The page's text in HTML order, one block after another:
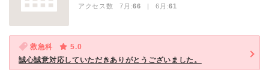
アクセス数 7月:66 | 6月:61
救急科
5.0
誠心誠意対応していただきありがとうございました。